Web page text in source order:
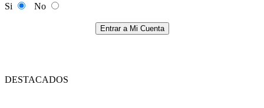
Si
No
Entrar a Mi Cuenta
DESTACADOS